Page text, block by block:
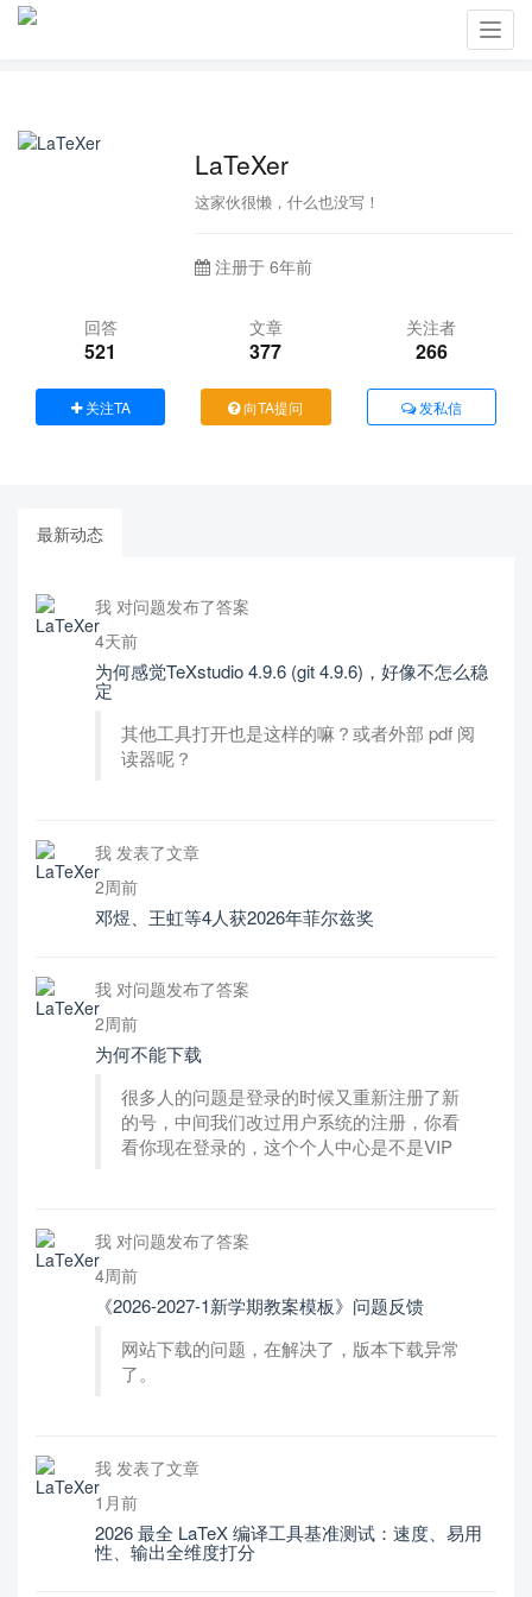
LaTeXer
这家伙很懒，什么也没写！
注册于 6年前
回答
521
文章
377
关注者
266
关注TA 向TA提问 发私信
最新动态
我 对问题发布了答案
4天前
为何感觉TeXstudio 4.9.6 (git 4.9.6)，好像不怎么稳
定
其他工具打开也是这样的嘛？或者外部 pdf 阅
读器呢？
我 发表了文章
2周前
邓煜、王虹等4人获2026年菲尔兹奖
我 对问题发布了答案
2周前
为何不能下载
很多人的问题是登录的时候又重新注册了新
的号，中间我们改过用户系统的注册，你看
看你现在登录的，这个个人中心是不是VIP
我 对问题发布了答案
4周前
《2026-2027-1新学期教案模板》问题反馈
网站下载的问题，在解决了，版本下载异常
了。
我 发表了文章
1月前
2026 最全 LaTeX 编译工具基准测试：速度、易用
性、输出全维度打分